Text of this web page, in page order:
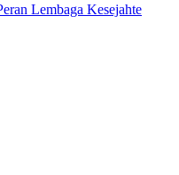
Lembaga Kesejahte